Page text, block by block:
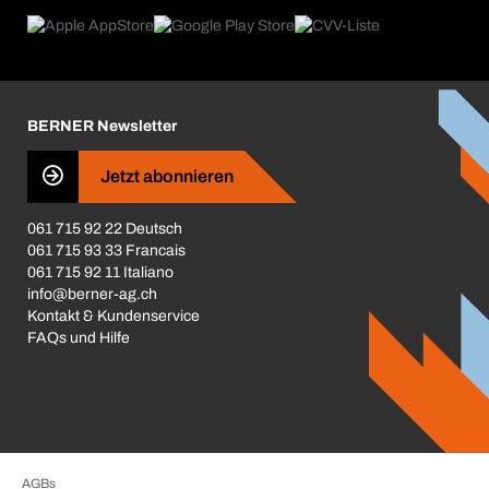
Produktfinder
Was uns antreibt
Business Conduct
BERNER Newsletter
Jetzt abonnieren
061 715 92 22 Deutsch
061 715 93 33 Francais
061 715 92 11 Italiano
info@berner-ag.ch
Kontakt & Kundenservice
FAQs und Hilfe
AGBs